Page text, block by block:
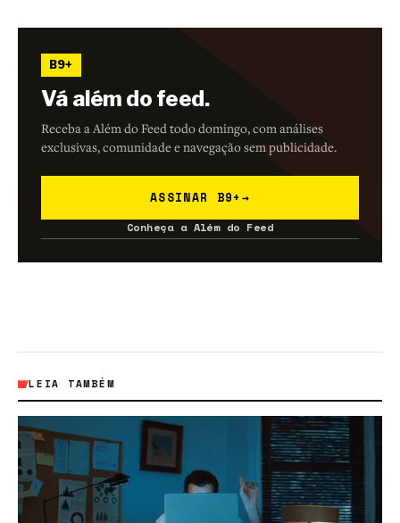
B9+
Vá além do feed.
Receba a Além do Feed todo domingo, com análises
exclusivas, comunidade e navegação sem publicidade.
ASSINAR B9+ →
Conheça a Além do Feed
LEIA TAMBÉM